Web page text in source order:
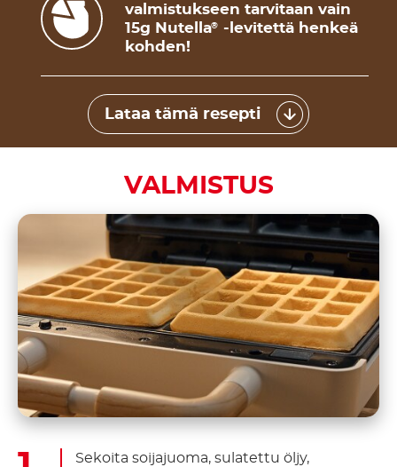
valmistukseen tarvitaan vain
15g Nutella®
-levitettä henkeä
kohden!
Lataa tämä resepti
VALMISTUS
Sekoita soijajuoma, sulatettu öljy,